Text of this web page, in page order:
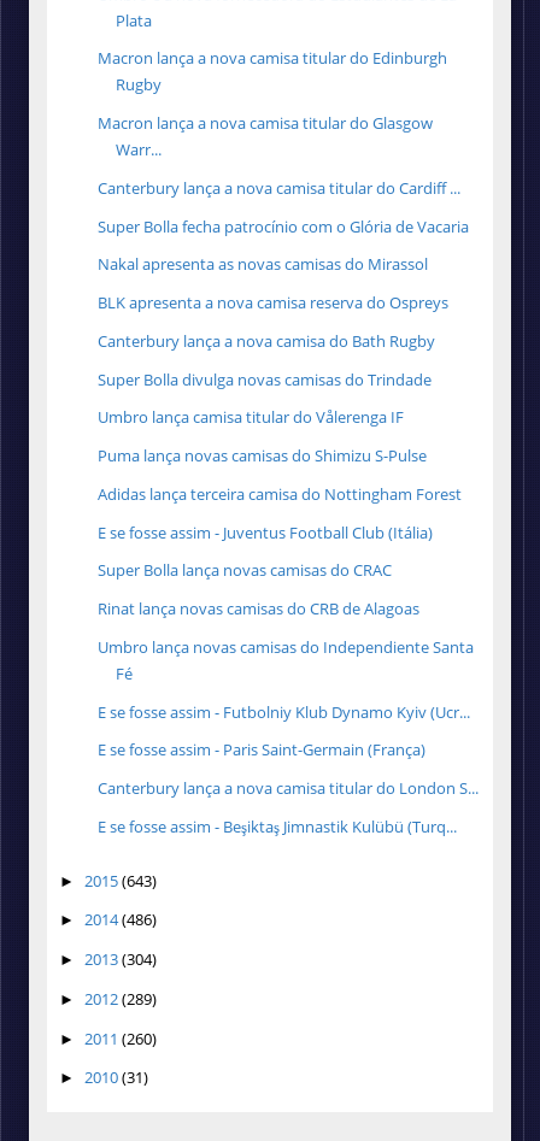
Plata
Macron lança a nova camisa titular do Edinburgh
Rugby
Macron lança a nova camisa titular do Glasgow
Warr...
Canterbury lança a nova camisa titular do Cardiff ...
Super Bolla fecha patrocínio com o Glória de Vacaria
Nakal apresenta as novas camisas do Mirassol
BLK apresenta a nova camisa reserva do Ospreys
Canterbury lança a nova camisa do Bath Rugby
Super Bolla divulga novas camisas do Trindade
Umbro lança camisa titular do Vålerenga IF
Puma lança novas camisas do Shimizu S-Pulse
Adidas lança terceira camisa do Nottingham Forest
E se fosse assim - Juventus Football Club (Itália)
Super Bolla lança novas camisas do CRAC
Rinat lança novas camisas do CRB de Alagoas
Umbro lança novas camisas do Independiente Santa
Fé
E se fosse assim - Futbolniy Klub Dynamo Kyiv (Ucr...
E se fosse assim - Paris Saint-Germain (França)
Canterbury lança a nova camisa titular do London S...
E se fosse assim - Beşiktaş Jimnastik Kulübü (Turq...
► 2015(643)
► 2014(486)
► 2013(304)
► 2012(289)
► 2011 (260)
► 2010(31)